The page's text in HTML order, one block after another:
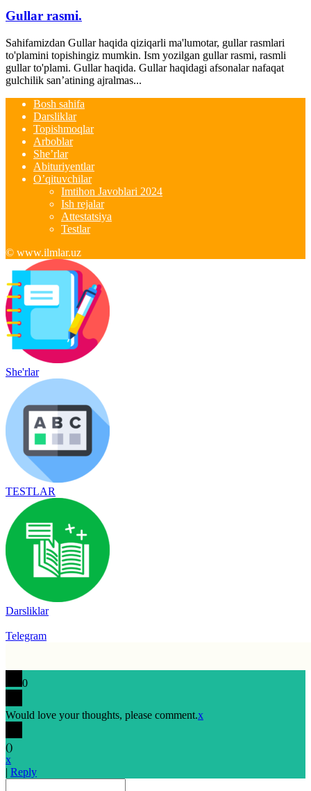
Gullar rasmi.
Sahifamizdan Gullar haqida qiziqarli ma'lumotar, gullar rasmlari
to'plamini topishingiz mumkin. Ism yozilgan gullar rasmi, rasmli
gullar to'plami. Gullar haqida. Gullar haqidagi afsonalar nafaqat
gulchilik san’atining ajralmas...
Bosh sahifa
Darsliklar
Topishmoqlar
Arboblar
She’rlar
Abituriyentlar
O’qituvchilar
Imtihon Javoblari 2024
Ish rejalar
Attestatsiya
Testlar
© www.ilmlar.uz
She'rlar
TESTLAR
Darsliklar
Telegram
0
Would love your thoughts, please comment.x
()
x
| Reply